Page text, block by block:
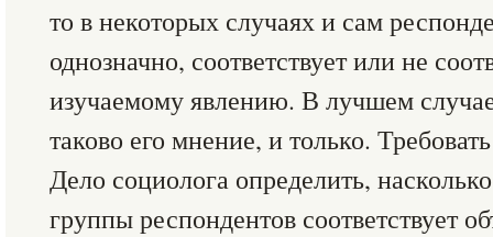
то в некоторых случаях и сам
однозначно, соответствует или не
изучаемому явлению. В лучшем
таково его мнение, и только.
Дело социолога определить,
группы респондентов соответствует